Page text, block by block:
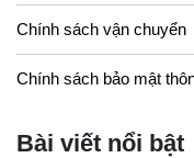
Chính sách vận chuyển
Chính sách bảo mật
Bài viết nổi bật